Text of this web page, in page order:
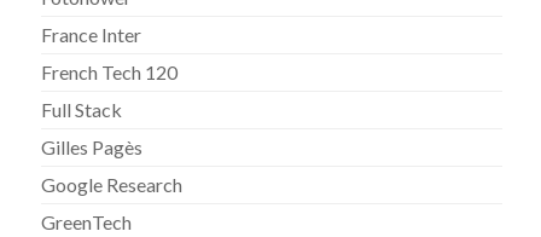
France Inter
French Tech 120
Full Stack
Gilles Pagès
Google Research
GreenTech